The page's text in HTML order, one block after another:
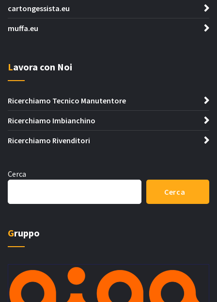
cartongessista.eu
muffa.eu
Lavora con Noi
Ricerchiamo Tecnico Manutentore
Ricerchiamo Imbianchino
Ricerchiamo Rivenditori
Cerca
Cerca
Gruppo